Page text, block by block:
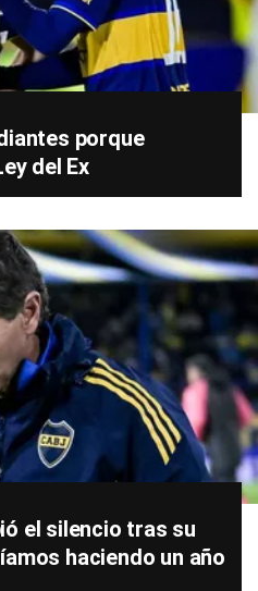
porque
del Ex
el silencio tras su
haciendo un año